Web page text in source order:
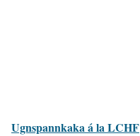
Ugnspannkaka á la LCHF